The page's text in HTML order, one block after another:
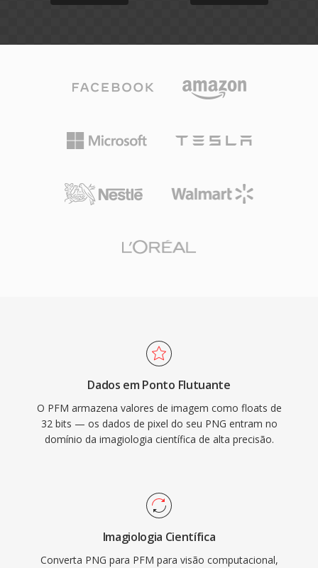
Dados em Ponto Flutuante
O PFM armazena valores de imagem como floats de
32 bits — os dados de pixel do seu PNG entram no
domínio da imagiologia científica de alta precisão.
Imagiologia Científica
Converta PNG para PFM para visão computacional,